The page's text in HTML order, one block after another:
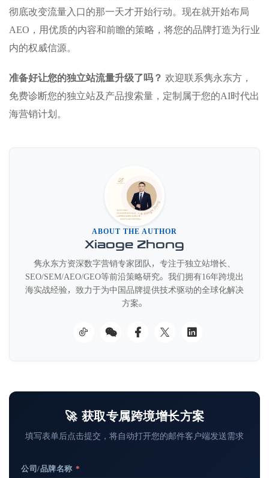
彻底改变流量入口的那一天才开始行动。现在就开始布局
AEO，用优质的内容和前瞻的策略，将您的品牌打造为行业
内的权威信源。
准备好让您的独立站流量升级了吗？ 欢迎联系隽永东方，
免费诊断您的独立站及产品搜索量，定制属于您的AI时代出
海营销计划。
ABOUT THE AUTHOR
Xiaoge Zhong
隽永东方资深数字营销专家团队，专注于独立站增长、
SEO/SEM/AEO/GEO等前沿策略研究。我们拥有16年跨境出
海实战经验，致力于为中国品牌提供技术驱动的全球化解决
方案。
🚀 获取专属跨境增长方案
填写表单后点击提交，将自动打开您的邮件客户端发送需求
公司/品牌名称 *